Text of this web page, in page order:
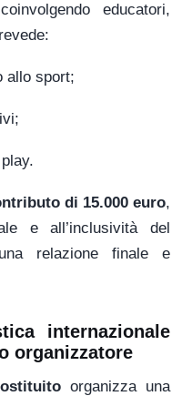
educatori,
allo sport;
di 15.000 euro,
e all’inclusività del
relazione finale e
internazionale
organizzatore
organizza una